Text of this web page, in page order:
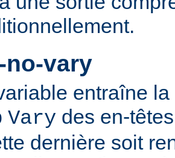
no-vary
entraîne
Vary des en-
dernière soit